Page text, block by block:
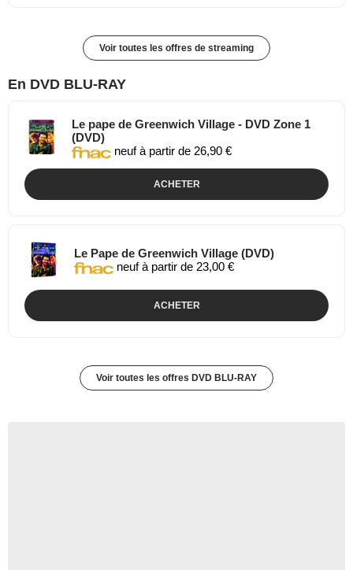
Voir toutes les offres de streaming
En DVD BLU-RAY
Le pape de Greenwich Village - DVD Zone 1
(DVD)
neuf à partir de 26,90 €
ACHETER
Le Pape de Greenwich Village (DVD)
neuf à partir de 23,00 €
ACHETER
Voir toutes les offres DVD BLU-RAY